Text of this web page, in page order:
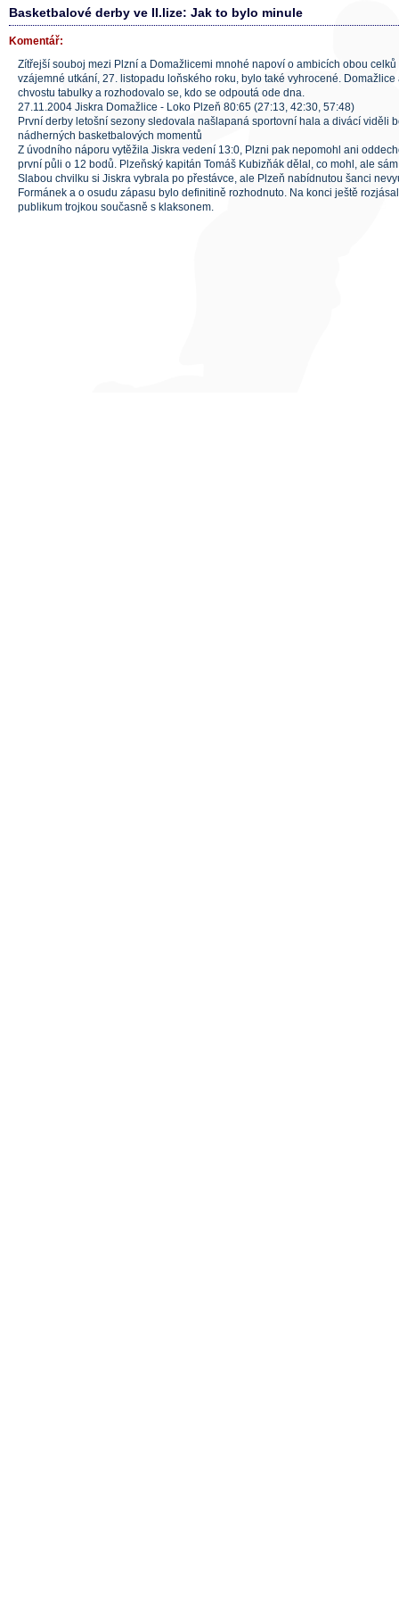
Basketbalové derby ve II.lize: Jak to bylo minule
Komentář:
Zítřejší souboj mezi Plzní a Domažlicemi mnohé napoví o ambicích obou
vzájemné utkání, 27. listopadu loňského roku, bylo také vyhrocené.
chvostu tabulky a rozhodovalo se, kdo se odpoutá ode dna.
27.11.2004 Jiskra Domažlice - Loko Plzeň 80:65 (27:13, 42:30, 57:48)
První derby letošní sezony sledovala našlapaná sportovní hala a divácí viděli
nádherných basketbalových momentů
Z úvodního náporu vytěžila Jiskra vedení 13:0, Plzni pak nepomohl ani
první půli o 12 bodů. Plzeňský kapitán Tomáš Kubizňák dělal, co mohl, ale
Slabou chvilku si Jiskra vybrala po přestávce, ale Plzeň nabídnutou šanci
Formánek a o osudu zápasu bylo definitině rozhodnuto. Na konci ještě
publikum trojkou současně s klaksonem.